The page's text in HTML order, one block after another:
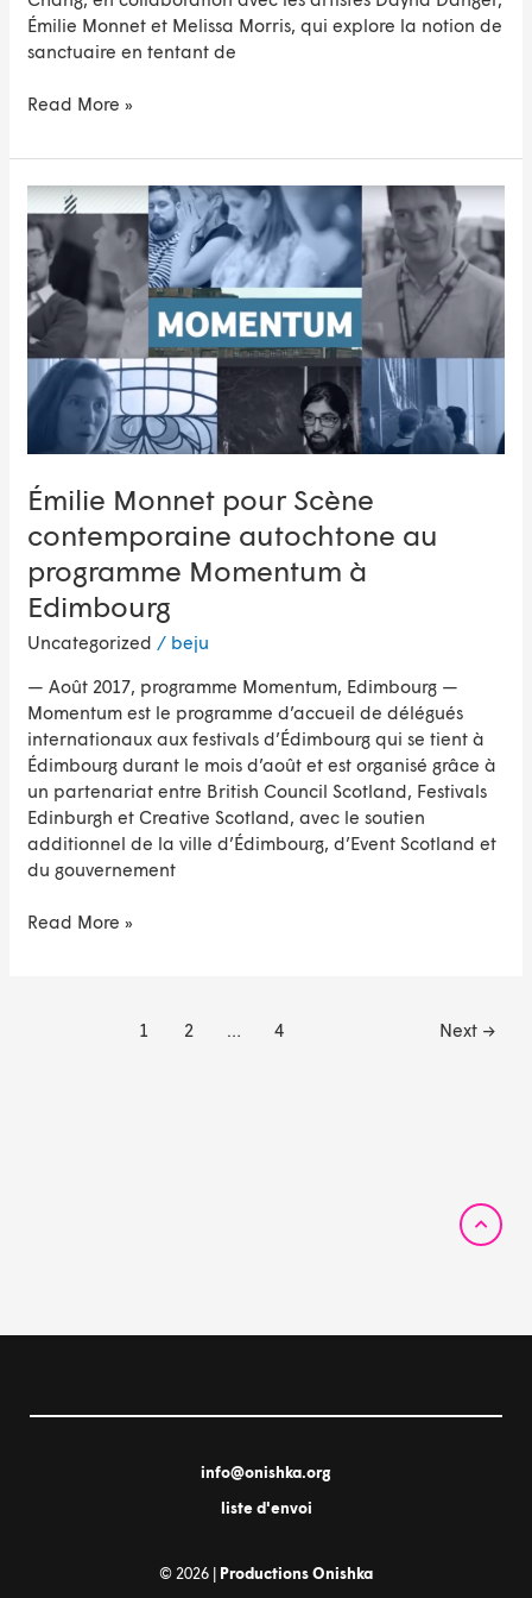
Émilie Monnet et Melissa Morris, qui explore la notion de
sanctuaire en tentant de
Read More »
Émilie Monnet pour Scène
contemporaine autochtone au
programme Momentum à
Edimbourg
Uncategorized / beju
— Août 2017, programme Momentum, Edimbourg —
Momentum est le programme d’accueil de délégués
internationaux aux festivals d’Édimbourg qui se tient à
Édimbourg durant le mois d’août et est organisé grâce à
un partenariat entre British Council Scotland, Festivals
Edinburgh et Creative Scotland, avec le soutien
additionnel de la ville d’Édimbourg, d’Event Scotland et
du gouvernement
Émilie
Monnet
pour
Scène
contemporaine
autochtone
au
programme
Momentum
Edimbourg
Read More »
1 2 … 4 Next →
info@onishka.org
liste d'envoi
© 2026 | Productions Onishka